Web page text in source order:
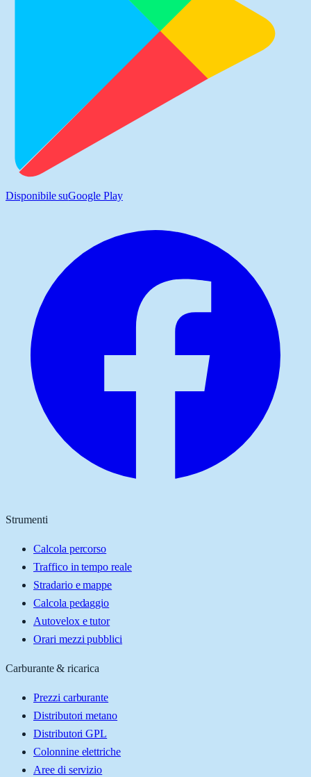
Disponibile suGoogle Play
Strumenti
Calcola percorso
Traffico in tempo reale
Stradario e mappe
Calcola pedaggio
Autovelox e tutor
Orari mezzi pubblici
Carburante & ricarica
Prezzi carburante
Distributori metano
Distributori GPL
Colonnine elettriche
Aree di servizio